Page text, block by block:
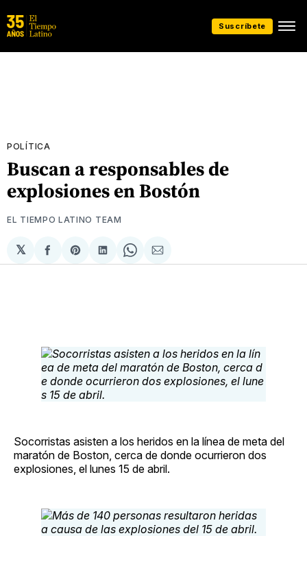
Suscríbete
POLÍTICA
Buscan a responsables de
explosiones en Bostón
EL TIEMPO LATINO TEAM
𝕏
Compartir
en
Share
on
Compartir
en
Share
on
Compartir
via
Socorristas asisten a los heridos en la línea de meta del
maratón de Boston, cerca de donde ocurrieron dos
explosiones, el lunes 15 de abril.